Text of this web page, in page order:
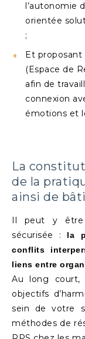
l’autonomie
orientée
;
Et
(Espace de
afin de
connexion
émotions et
La
de la
ainsi de
Il peut y être
sécurisée : la
conflits
liens entre
Au long court,
objectifs
sein de votre
méthodes de